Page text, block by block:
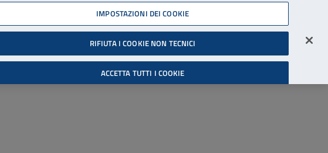
06 45539607
Accessibilità
Cerca
Accedi all'area riservata
IMPOSTAZIONI DEI COOKIE
RIFIUTA I COOKIE NON TECNICI
ACCETTA TUTTI I COOKIE